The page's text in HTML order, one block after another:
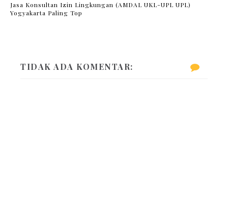
Jasa Konsultan Izin Lingkungan (AMDAL UKL-UPL UPL)
Yogyakarta Paling Top
TIDAK ADA KOMENTAR: